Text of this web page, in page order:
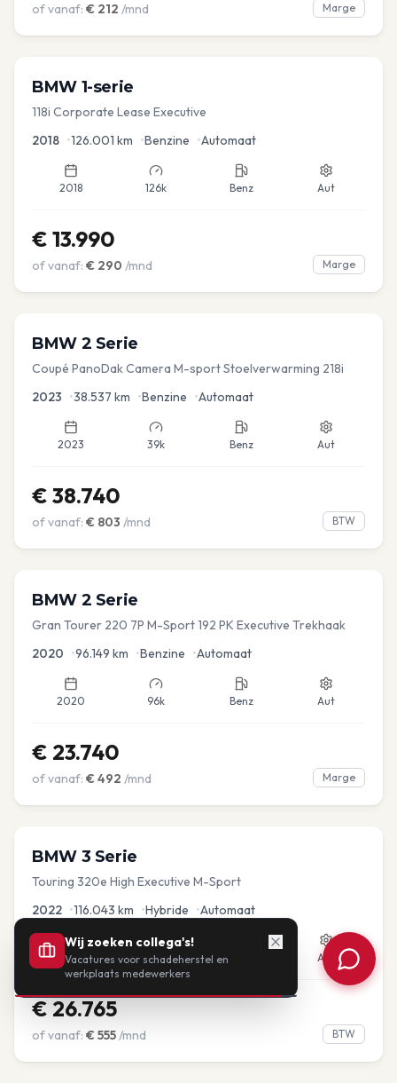
of vanaf: € 212 /mnd Marge
BMW 1-serie
118i Corporate Lease Executive
2018 •126.001 km •Benzine •Automaat
2018 126k Benz Aut
€ 13.990
of vanaf: € 290 /mnd Marge
BMW 2 Serie
Coupé PanoDak Camera M-sport Stoelverwarming 218i
2023 •38.537 km •Benzine •Automaat
2023 39k Benz Aut
€ 38.740
of vanaf: € 803 /mnd BTW
BMW 2 Serie
Gran Tourer 220 7P M-Sport 192 PK Executive Trekhaak
2020 •96.149 km •Benzine •Automaat
2020 96k Benz Aut
€ 23.740
of vanaf: € 492 /mnd Marge
BMW 3 Serie
Touring 320e High Executive M-Sport
2022 •116.043 km •Hybride •Automaat
2022 116k Aut
€ 26.765
of vanaf: € 555/mnd BTW
Wij zoeken collega's!
Vacatures voor schadeherstel en
werkplaats medewerkers